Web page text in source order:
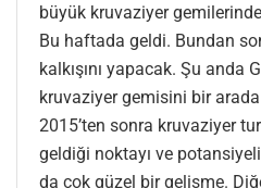
büyük kruvaziyer
Bu haftada geldi. Bundan
kalkışını yapacak. Şu anda
kruvaziyer gemisini bir
2015’ten sonra kruvaziyer
geldiği noktayı ve
da çok güzel bir gelişme.